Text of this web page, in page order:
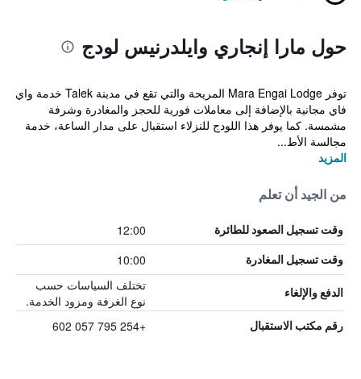
حول مارا إنجاري وايلدرنيس لودج
توفر Mara Engai Lodge المريحة والتي تقع في مدينة Talek خدمة واي
فاي مجانية بالإضافة إلى معاملات فورية للحجز والمغادرة وشرفة
مشمسة. كما يوفر هذا اللودج للنزلاء استقبال على مدار الساعة، خدمة
مجالسة الأط...
المزيد
من الجيد أن تعلم
وقت تسجيل الصعود للطائرة 12:00
وقت تسجيل المغادرة 10:00
الدفع والإلغاء
تختلف السياسات حسب
نوع الغرفة ومزود الخدمة.
رقم مكتب الاستقبال +254 795 057 602